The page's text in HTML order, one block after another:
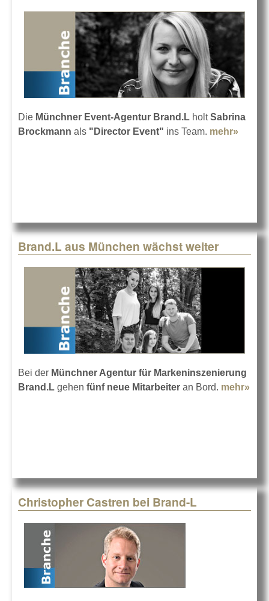
Die Münchner Event-Agentur Brand.L holtSabrina
Brockmann als "Director Event" ins Team. mehr»
Brand.L aus München wächst weiter
Bei der Münchner Agentur für Markeninszenierung
Brand.L gehen fünf neue Mitarbeiter an Bord. mehr»
Christopher Castren bei Brand-L